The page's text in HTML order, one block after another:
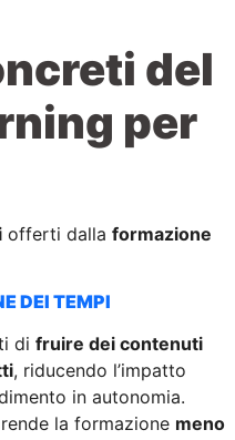
del
per
offerti dalla formazione
DEI TEMPI
di fruire dei contenuti
, riducendo l’impatto
in autonomia.
la formazione meno